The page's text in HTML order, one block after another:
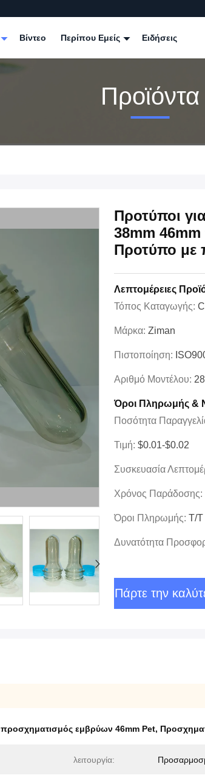
Βίντεο Περίπου Εμείς Ειδήσεις
Προϊόντα
Προτύποι
38mm
Προτύπο με
Λεπτομέρειες
Τόπος Καταγωγής:
Μάρκα: Ziman
Πιστοποίηση:
Αριθμό Μοντέλου:
Όροι Πληρωμής &
Ποσότητα
Τιμή: $0.01-$0.02
Συσκευασία
Χρόνος Παράδοσης:
Όροι Πληρωμής: T/T
Δυνατότητα
Πάρτε την
προσχηματισμός εμβρύων 46mm Pet,
λειτουργία: